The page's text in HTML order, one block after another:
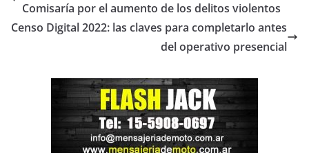
Comisaría por el aumento de los delitos violentos
Censo Digital 2022: las claves para completarlo antes
del operativo presencial